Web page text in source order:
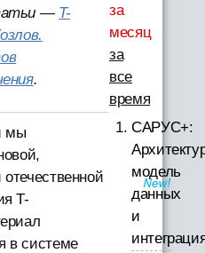
— T-
.
мы
T-
в системе
за
месяц
за
все
время
САРУС+:
модель
данных
и